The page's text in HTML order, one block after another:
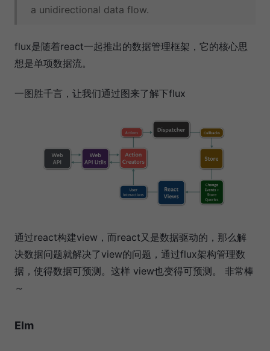
a unidirectional data flow.
flux是随着react一起推出的数据管理框架，它的核心思
想是单项数据流。
一图胜千言，让我们通过图来了解下flux
通过react构建view，而react又是数据驱动的，那么解
决数据问题就解决了view的问题，通过flux架构管理数
据，使得数据可预测。这样 view也变得可预测。 非常棒
～
Elm